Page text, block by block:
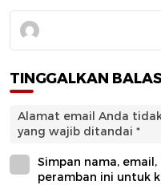
TINGGALKAN
Alamat email Anda
yang wajib ditandai *
Simpan nama,
peramban ini untuk